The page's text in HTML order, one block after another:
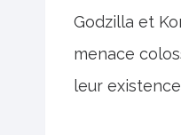
Godzilla et
menace
leur